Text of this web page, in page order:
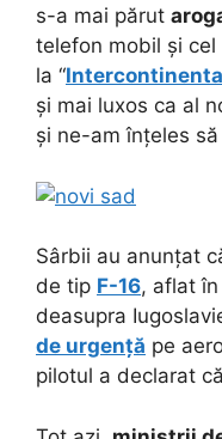
s-a mai părut
telefon mobil și
la “
și mai luxos ca al
și ne-am înțeles
Sârbii au anunțat
de tip F-16, aflat
deasupra
de urgență pe
pilotul a declarat